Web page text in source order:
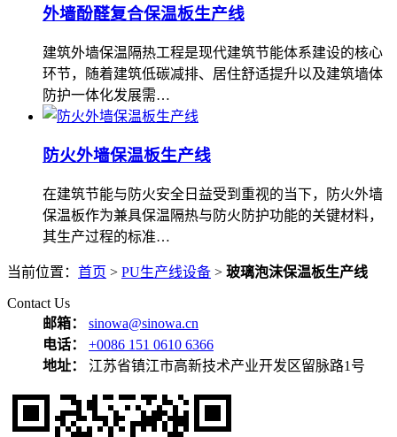
外墙酚醛复合保温板生产线
建筑外墙保温隔热工程是现代建筑节能体系建设的核心
环节，随着建筑低碳减排、居住舒适提升以及建筑墙体
防护一体化发展需…
防火外墙保温板生产线
在建筑节能与防火安全日益受到重视的当下，防火外墙
保温板作为兼具保温隔热与防火防护功能的关键材料，
其生产过程的标准…
当前位置： 首页 > PU生产线设备 > 玻璃泡沫保温板生产线
Contact Us
邮箱：
sinowa@sinowa.cn
电话：
+0086 151 0610 6366
地址：
江苏省镇江市高新技术产业开发区留脉路1号